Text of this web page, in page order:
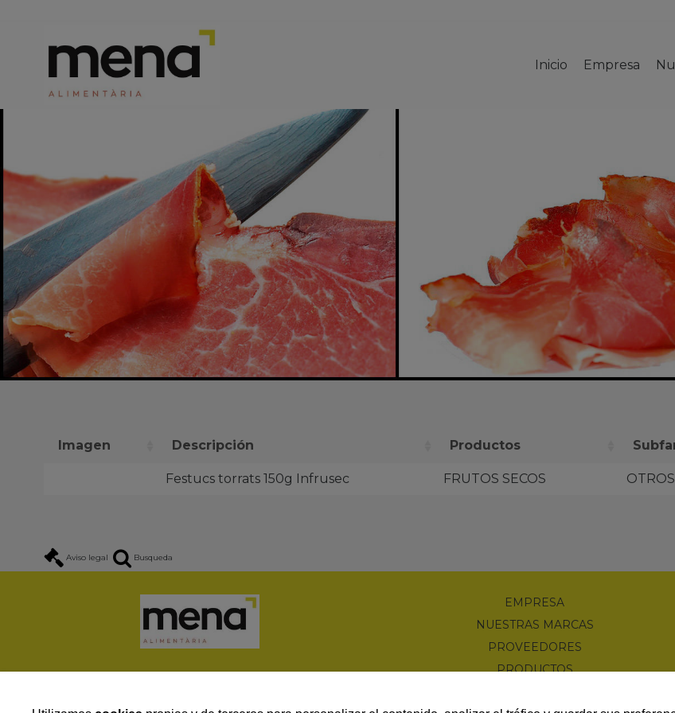
Inicio Empresa
Imagen Descripción Productos
Festucs torrats 150g Infrusec FRUTOS SECOS
Aviso legal Busqueda
EMPRESA
NUESTRAS MARCAS
PROVEEDORES
PRODUCTOS